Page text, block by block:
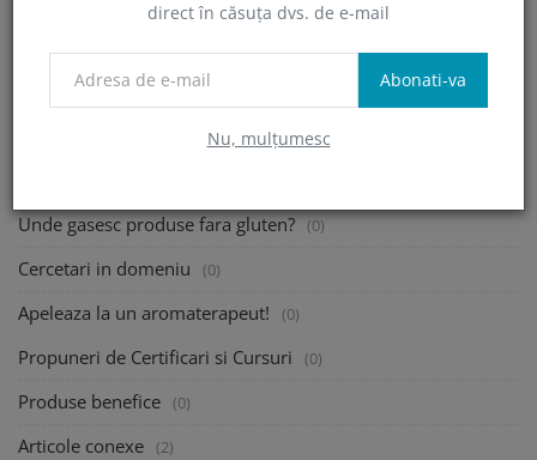
direct în căsuța dvs. de e-mail
Abonati-va
Nu, mulțumesc
Webinarii si informatii utile (2)
Caut un Nutritionist! (0)
Traiesc cu o persoana celiaca! (0)
Unde gasesc produse fara gluten? (0)
Cercetari in domeniu (0)
Apeleaza la un aromaterapeut! (0)
Propuneri de Certificari si Cursuri (0)
Produse benefice (0)
Articole conexe (2)